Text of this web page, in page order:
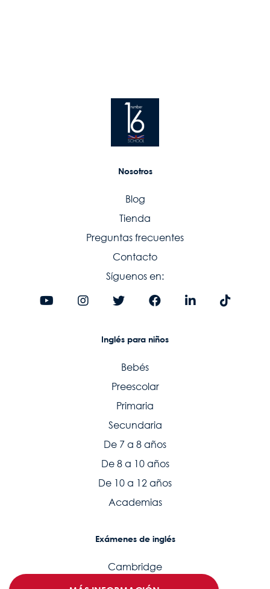
Nosotros
Blog
Tienda
Preguntas frecuentes
Contacto
Síguenos en:
Inglés para niños
Bebés
Preescolar
Primaria
Secundaria
De 7 a 8 años
De 8 a 10 años
De 10 a 12 años
Academias
Exámenes de inglés
Cambridge
EOI